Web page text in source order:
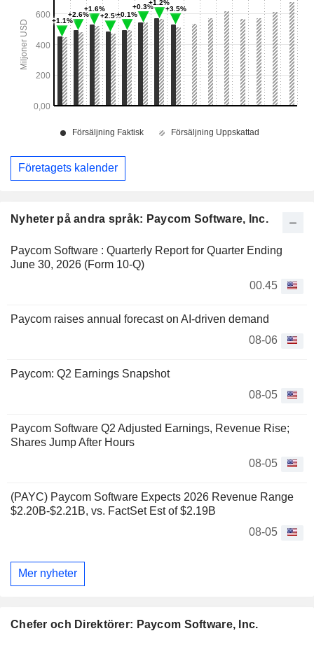
Nyheter på andra språk: Paycom Software, Inc.
Paycom Software : Quarterly Report for Quarter Ending
June 30, 2026 (Form 10-Q)
00.45
Paycom raises annual forecast on AI-driven demand
08-06
Paycom: Q2 Earnings Snapshot
08-05
Paycom Software Q2 Adjusted Earnings, Revenue Rise;
Shares Jump After Hours
08-05
(PAYC) Paycom Software Expects 2026 Revenue Range
$2.20B-$2.21B, vs. FactSet Est of $2.19B
08-05
Mer nyheter
Chefer och Direktörer: Paycom Software, Inc.
Företagets kalender